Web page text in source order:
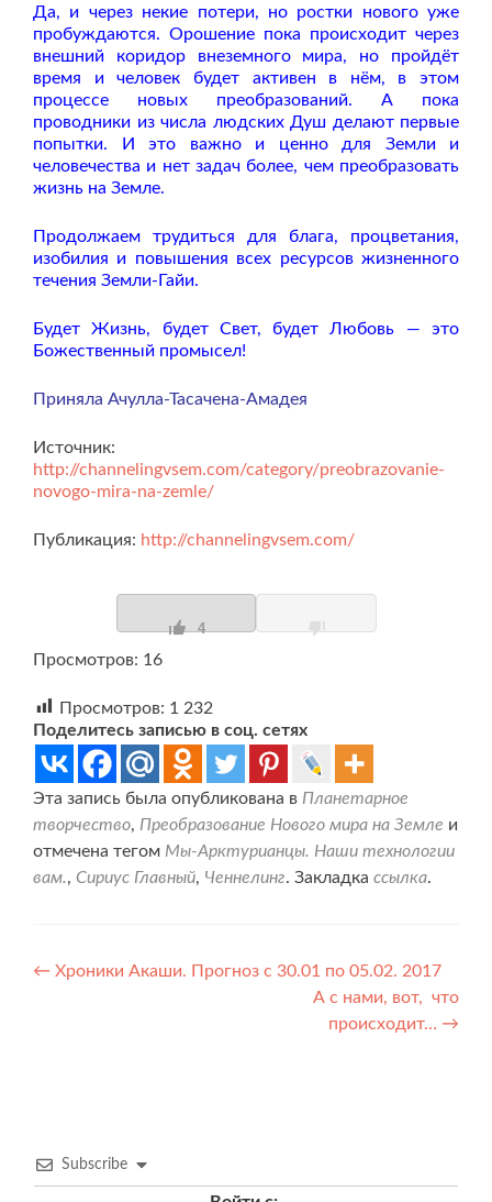
Да, и через некие потери, но ростки нового уже
пробуждаются. Орошение пока происходит через
внешний коридор внеземного мира, но пройдёт
время и человек будет активен в нём, в этом
процессе новых преобразований. А пока
проводники из числа людских Душ делают первые
попытки. И это важно и ценно для Земли и
человечества и нет задач более, чем преобразовать
жизнь на Земле.
Продолжаем трудиться для блага, процветания,
изобилия и повышения всех ресурсов жизненного
течения Земли-Гайи.
Будет Жизнь, будет Свет, будет Любовь — это
Божественный промысел!
Приняла Ачулла-Тасачена-Амадея
Источник:
http://channelingvsem.com/category/preobrazovanie-
novogo-mira-na-zemle/
Публикация: http://channelingvsem.com/
4
Просмотров: 16
Просмотров: 1 232
Поделитесь записью в соц. сетях
Эта запись была опубликована в Планетарное
творчество, Преобразование Нового мира на Земле и
отмечена тегом Мы-Арктурианцы. Наши технологии
вам., Сириус Главный, Ченнелинг. Закладка ссылка.
Навигация
← Хроники Акаши. Прогноз с 30.01 по 05.02. 2017
А с нами, вот, что
происходит… →
Subscribe